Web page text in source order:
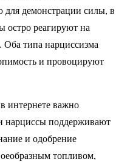
для демонстрации силы, в
остро реагируют на
типа нарциссизма
и провоцируют
интернете важно
нарциссы поддерживают
и одобрение
топливом,